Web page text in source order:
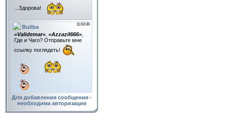
Для добавления сообщения -
необходима авторизация